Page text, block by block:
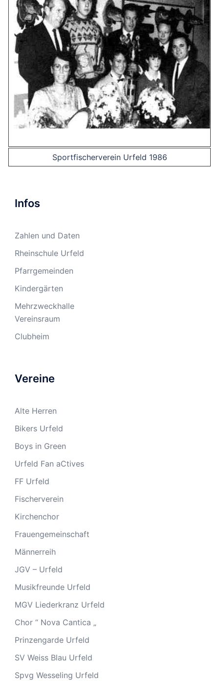
Sportfischerverein Urfeld 1986
Infos
Zahlen und Daten
Rheinschule Urfeld
Pfarrgemeinden
Kindergärten
Mehrzweckhalle
Vereinsraum
Clubheim
Vereine
Alte Herren
Bikers Urfeld
Boys in Green
Urfeld Fan aCtives
FF Urfeld
Fischerverein
Kirchenchor
Frauengemeinschaft
Männerreih
JGV – Urfeld
Musikfreunde Urfeld
MGV Liederkranz Urfeld
Chor “ Nova Cantica „
Prinzengarde Urfeld
SV Weiss Blau Urfeld
Spvg Wesseling Urfeld